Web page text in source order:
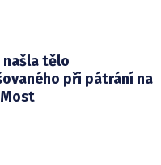
našla tělo
při pátrání na